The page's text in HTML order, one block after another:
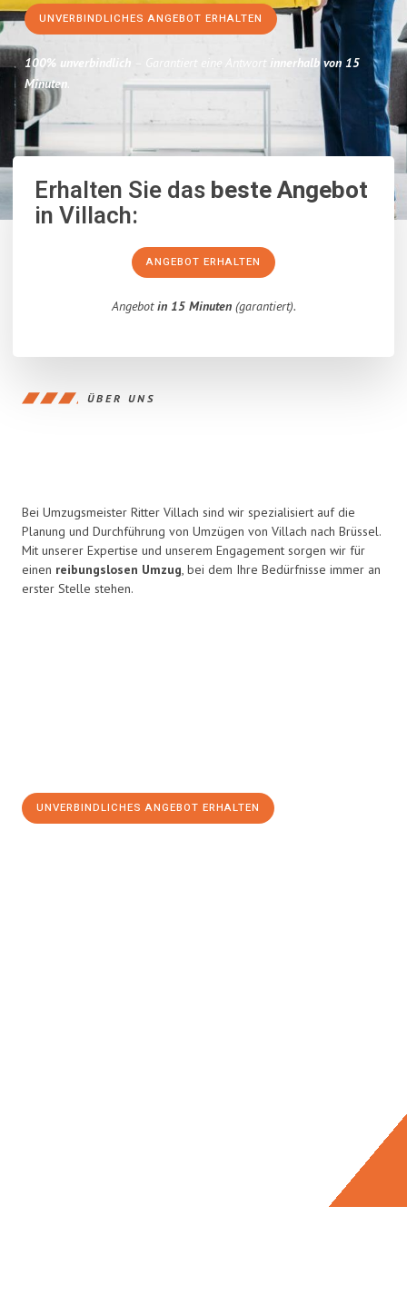
UNVERBINDLICHES ANGEBOT ERHALTEN
100% unverbindlich – Garantiert eine Antwort innerhalb von 15
Minuten.
Erhalten Sie dasbeste Angebot
in Villach:
ANGEBOT ERHALTEN
Angebotin 15 Minuten(garantiert).
ÜBER UNS
Bei Umzugsmeister Ritter Villach sind wir spezialisiert auf die
Planung und Durchführung von Umzügen von Villach nach Brüssel.
Mit unserer Expertise und unserem Engagement sorgen wir für
einen reibungslosen Umzug, bei dem Ihre Bedürfnisse immer an
erster Stelle stehen.
UNVERBINDLICHES ANGEBOT ERHALTEN